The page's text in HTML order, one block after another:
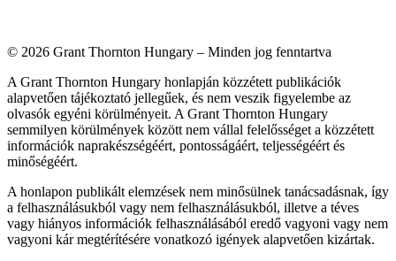
© 2026 Grant Thornton Hungary – Minden jog fenntartva
A Grant Thornton Hungary honlapján közzétett publikációk
alapvetően tájékoztató jellegűek, és nem veszik figyelembe az
olvasók egyéni körülményeit. A Grant Thornton Hungary
semmilyen körülmények között nem vállal felelősséget a közzétett
információk naprakészségéért, pontosságáért, teljességéért és
minőségéért.
A honlapon publikált elemzések nem minősülnek tanácsadásnak, így
a felhasználásukból vagy nem felhasználásukból, illetve a téves
vagy hiányos információk felhasználásából eredő vagyoni vagy nem
vagyoni kár megtérítésére vonatkozó igények alapvetően kizártak.